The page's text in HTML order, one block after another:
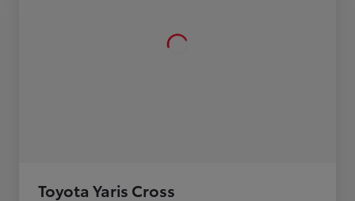
Toyota Yaris Cross